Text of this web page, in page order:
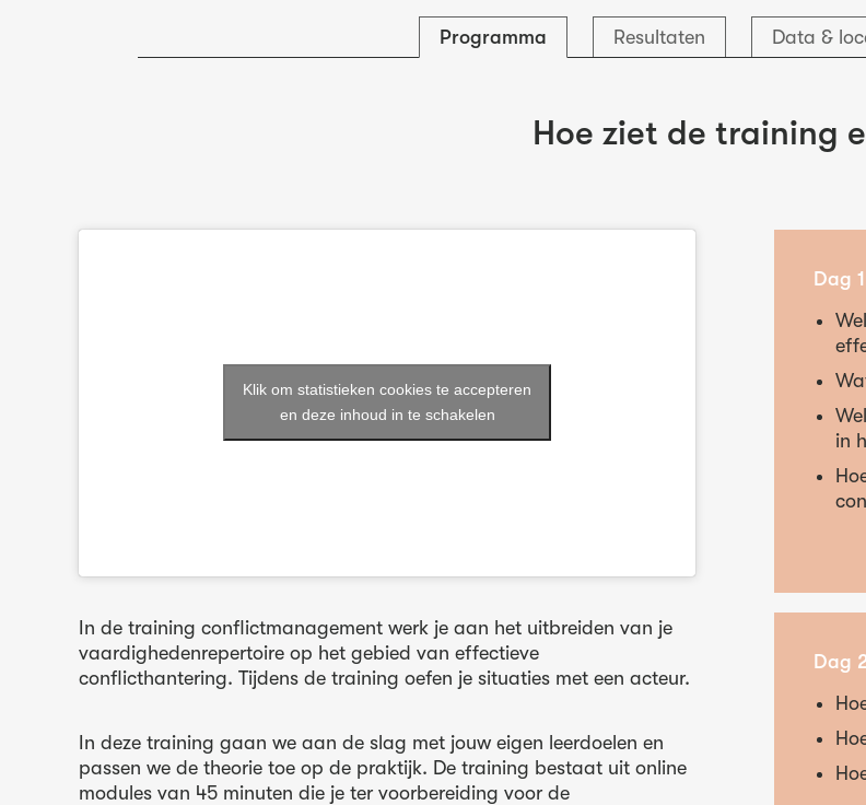
Programma Resultaten Data &
Hoe ziet de training
Klik om statistieken cookies te accepteren
en deze inhoud in te schakelen
In de training conflictmanagement werk je aan het uitbreiden van je
vaardighedenrepertoire op het gebied van effectieve
conflicthantering. Tijdens de training oefen je situaties met een acteur.
In deze training gaan we aan de slag met jouw eigen leerdoelen en
passen we de theorie toe op de praktijk. De training bestaat uit online
modules van 45 minuten die je ter voorbereiding voor de
Dag
in
Dag